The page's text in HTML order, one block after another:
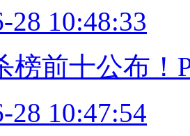
28 10:48:33
榜前十公布！
28 10:47:54